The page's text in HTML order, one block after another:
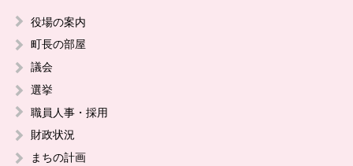
役場の案内
町長の部屋
議会
選挙
職員人事・採用
財政状況
まちの計画